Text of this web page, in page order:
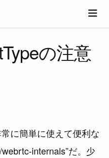
の注意
に簡単に使えて便利な
internals”だ。少